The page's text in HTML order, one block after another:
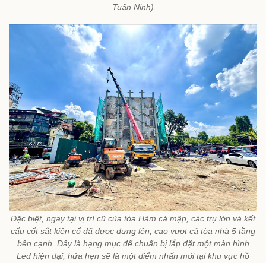
Tuấn Ninh)
Đặc biệt, ngay tại vị trí cũ của tòa Hàm cá mập, các trụ lớn và kết
cấu cốt sắt kiên cố đã được dựng lên, cao vượt cả tòa nhà 5 tầng
bên cạnh. Đây là hạng mục để chuẩn bị lắp đặt một màn hình
Led hiện đại, hứa hẹn sẽ là một điểm nhấn mới tại khu vực hồ